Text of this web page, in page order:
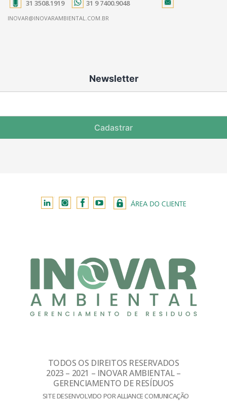
31 3508.1919 31 9 7400.9048
INOVAR@INOVARAMBIENTAL.COM.BR
Newsletter
Cadastrar
TODOS OS DIREITOS RESERVADOS
2023 – 2021 – INOVAR AMBIENTAL –
GERENCIAMENTO DE RESÍDUOS
SITE DESENVOLVIDO POR ALLIANCE COMUNICAÇÃO